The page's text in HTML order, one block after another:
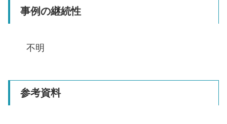
事例の継続性
不明
参考資料